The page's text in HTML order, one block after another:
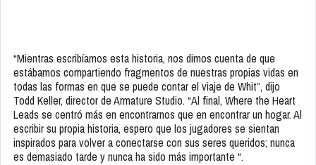
“Mientras escribíamos esta historia, nos dimos cuenta de que
estábamos compartiendo fragmentos de nuestras propias vidas en
todas las formas en que se puede contar el viaje de Whit”, dijo
Todd Keller, director de Armature Studio. “Al final, Where the Heart
Leads se centró más en encontrarnos que en encontrar un hogar. Al
escribir su propia historia, espero que los jugadores se sientan
inspirados para volver a conectarse con sus seres queridos; nunca
es demasiado tarde y nunca ha sido más importante “.